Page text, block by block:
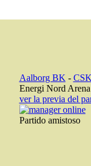
Aalborg BK -
Energi Nord Arena
ver la previa del
Partido amistoso